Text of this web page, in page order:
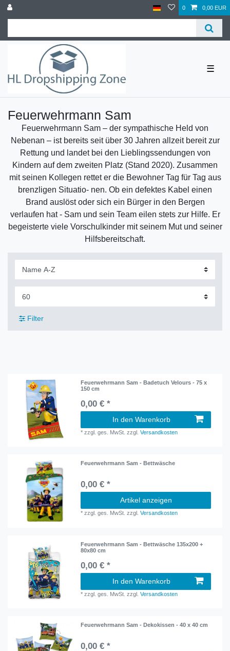
0 0,00 EUR
☰
Feuerwehrmann Sam
Feuerwehrmann Sam – der sympathische Held von
Nebenan – ist bereits seit über 30 Jahren allzeit bereit zur
Rettung und landet bei den Lieblingssendungen von
Kindern auf dem zweiten Platz (Stand 2020). Zusammen
mit seinen Kollegen rettet er die Bewohner Tag für Tag aus
brenzligen Situatio- nen. Ob ein defektes Kabel einen
Brand auslöst oder sich ein Bürger in den Bergen
verlaufen hat - Sam und sein Team eilen stets zur Hilfe. Er
begeisterte viele Vorschulkinder mit seinem Mut und seiner
Hilfsbereitschaft.
Filter
Feuerwehrmann Sam - Badetuch Velours - 75 x
150 cm
0,00 € *
In den Warenkorb
*zzgl. ges. MwSt. zzgl.Versandkosten
Feuerwehrmann Sam - Bettwäsche
0,00 € *
Artikel anzeigen
*zzgl. ges. MwSt. zzgl.Versandkosten
Feuerwehrmann Sam - Bettwäsche 135x200 +
80x80 cm
0,00 € *
In den Warenkorb
*zzgl. ges. MwSt. zzgl.Versandkosten
Feuerwehrmann Sam - Dekokissen - 40 x 40 cm
0,00 € *